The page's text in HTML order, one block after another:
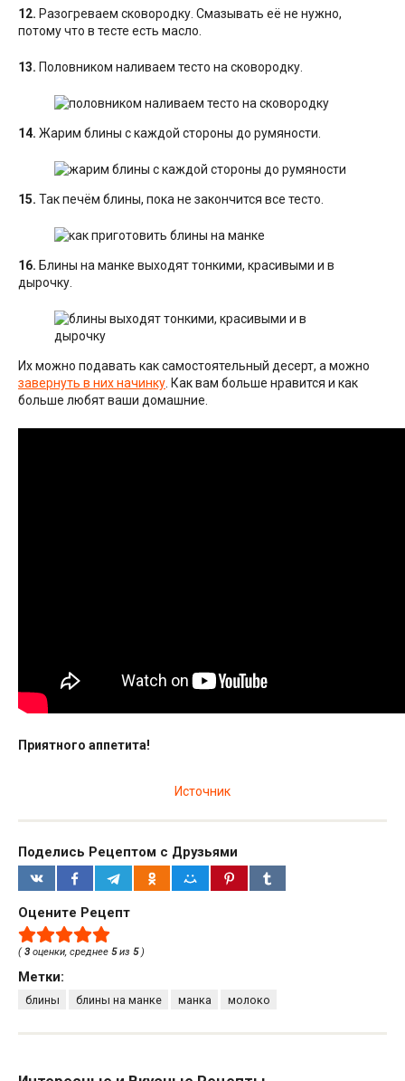
12. Разогреваем сковородку. Смазывать её не нужно,
потому что в тесте есть масло.
13. Половником наливаем тесто на сковородку.
14. Жарим блины с каждой стороны до румяности.
15. Так печём блины, пока не закончится все тесто.
16. Блины на манке выходят тонкими, красивыми и в
дырочку.
Их можно подавать как самостоятельный десерт, а можно
завернуть в них начинку. Как вам больше нравится и как
больше любят ваши домашние.
Приятного аппетита!
Источник
Поделись Рецептом с Друзьями
Оцените Рецепт
(3 оценки, среднее 5из 5)
Метки:
блины блины на манке манка молоко